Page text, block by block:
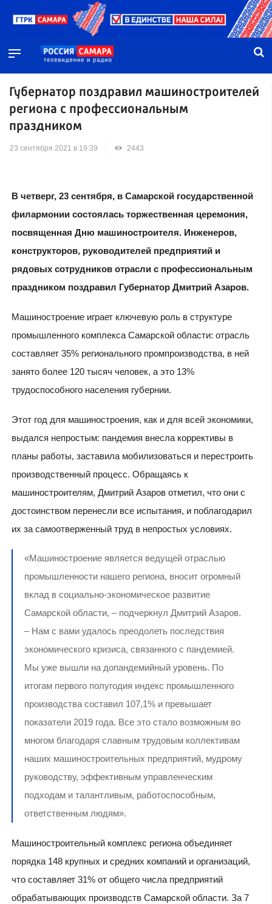
Губернатор поздравил машиностроителей
региона с профессиональным
праздником
23 сентября 2021 в 19:39 2443
В четверг, 23 сентября, в Самарской государственной
филармонии состоялась торжественная церемония,
посвященная Дню машиностроителя. Инженеров,
конструкторов, руководителей предприятий и
рядовых сотрудников отрасли с профессиональным
праздником поздравил Губернатор Дмитрий Азаров.
Машиностроение играет ключевую роль в структуре
промышленного комплекса Самарской области: отрасль
составляет 35% регионального промпроизводства, в ней
занято более 120 тысяч человек, а это 13%
трудоспособного населения губернии.
Этот год для машиностроения, как и для всей экономики,
выдался непростым: пандемия внесла коррективы в
планы работы, заставила мобилизоваться и перестроить
производственный процесс. Обращаясь к
машиностроителям, Дмитрий Азаров отметил, что они с
достоинством перенесли все испытания, и поблагодарил
их за самоотверженный труд в непростых условиях.
«Машиностроение является ведущей отраслью
промышленности нашего региона, вносит огромный
вклад в социально-экономическое развитие
Самарской области, – подчеркнул Дмитрий Азаров.
– Нам с вами удалось преодолеть последствия
экономического кризиса, связанного с пандемией.
Мы уже вышли на допандемийный уровень. По
итогам первого полугодия индекс промышленного
производства составил 107,1% и превышает
показатели 2019 года. Все это стало возможным во
многом благодаря славным трудовым коллективам
наших машиностроительных предприятий, мудрому
руководству, эффективным управленческим
подходам и талантливым, работоспособным,
ответственным людям».
Машиностроительный комплекс региона объединяет
порядка 148 крупных и средних компаний и организаций,
что составляет 31% от общего числа предприятий
обрабатывающих производств Самарской области. За 7